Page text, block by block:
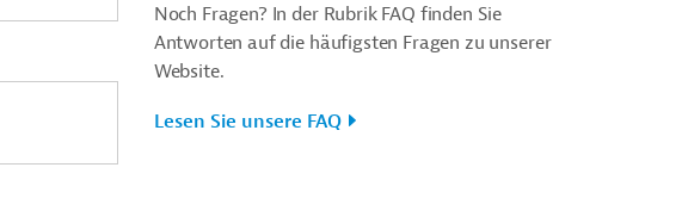
Noch Fragen? In der Rubrik FAQ finden Sie
Antworten auf die häufigsten Fragen zu unserer
Website.
Lesen Sie unsere FAQ